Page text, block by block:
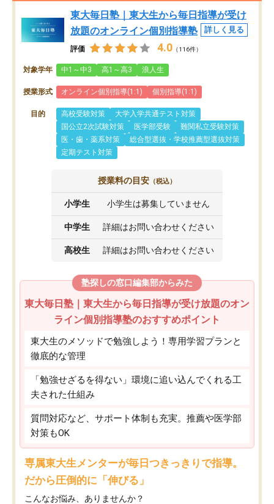
東大毎日塾｜東大生から毎日指導が受け
放題のオンライン個別指導塾
詳しく見る
評価 4.0 （116件）
対象学年 中1～中3 高1～高3 浪人生
授業形式 オンライン個別指導(1:1) 個別指導(1:1)
目的 高校受験対策
大学入学共通テスト対策
国公立2次試験対策
医学部受験
難関私立受験対策
医・歯・薬系対策
総合型選抜・学校推薦型選抜対策
定期テスト対策
授業料の目安 （税込）
小学生 小学生は募集していません
中学生 詳細はお問い合わせください
高校生 詳細はお問い合わせください
塾探しの窓口編集部からみた
東大毎日塾｜東大生から毎日指導が受け放題のオン
ライン個別指導塾のおすすめポイント
東大生のメソッドで勉強しよう！専用学習プランと
徹底的な管理
「勉強せざるを得ない」環境に追い込んでくれる工
夫された仕組み
質問対応など、サポート体制も充実。推薦や医学部
対策もOK
専属東大生メンターが毎日つきっきりで指導。
だから圧倒的に「伸びる」
こんなお悩み、ありませんか？